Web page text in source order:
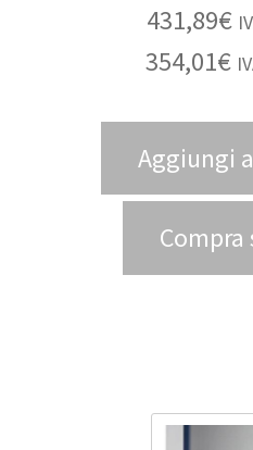
431,89€
354,01€
Aggiungi